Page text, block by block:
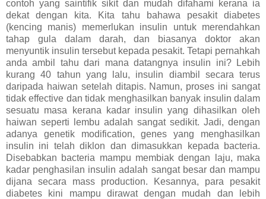
contoh yang saintifik sikit dan mudah difahami kerana ia
dekat dengan kita. Kita tahu bahawa pesakit diabetes
(kencing manis) memerlukan insulin untuk merendahkan
tahap gula dalam darah, dan biasanya doktor akan
menyuntik insulin tersebut kepada pesakit. Tetapi pernahkah
anda ambil tahu dari mana datangnya insulin ini? Lebih
kurang 40 tahun yang lalu, insulin diambil secara terus
daripada haiwan setelah ditapis. Namun, proses ini sangat
tidak effective dan tidak menghasilkan banyak insulin dalam
sesuatu masa kerana kadar insulin yang dihasilkan oleh
haiwan seperti lembu adalah sangat sedikit. Jadi, dengan
adanya genetik modification, genes yang menghasilkan
insulin ini telah diklon dan dimasukkan kepada bacteria.
Disebabkan bacteria mampu membiak dengan laju, maka
kadar penghasilan insulin adalah sangat besar dan mampu
dijana secara mass production. Kesannya, para pesakit
diabetes kini mampu dirawat dengan mudah dan lebih